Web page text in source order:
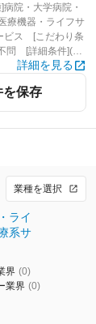
院・大学病院・
療機器・ライフサ
ビス [こだわり条
問 [詳細条件](募
詳細を見る
を保存
業種を選択
ライ
系サ
界 (0)
業界 (0)